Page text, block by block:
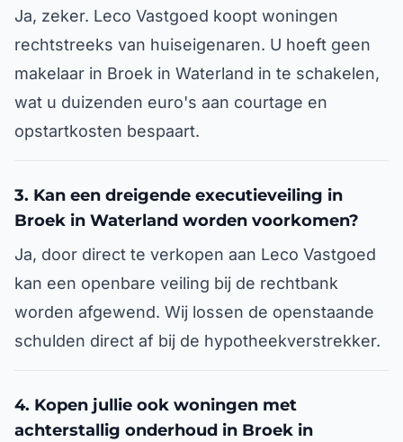
Ja, zeker. Leco Vastgoed koopt woningen
rechtstreeks van huiseigenaren. U hoeft geen
makelaar in Broek in Waterland in te schakelen,
wat u duizenden euro's aan courtage en
opstartkosten bespaart.
3. Kan een dreigende executieveiling in
Broek in Waterland worden voorkomen?
Ja, door direct te verkopen aan Leco Vastgoed
kan een openbare veiling bij de rechtbank
worden afgewend. Wij lossen de openstaande
schulden direct af bij de hypotheekverstrekker.
4. Kopen jullie ook woningen met
achterstallig onderhoud in Broek in